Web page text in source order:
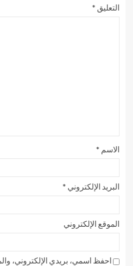
التعليق *
الاسم *
البريد الإلكتروني *
الموقع الإلكتروني
احفظ اسمي، بريدي الإلكتروني،